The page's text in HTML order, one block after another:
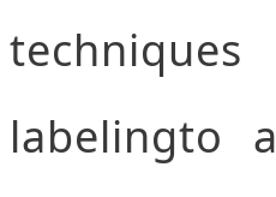
techniques
labelingto